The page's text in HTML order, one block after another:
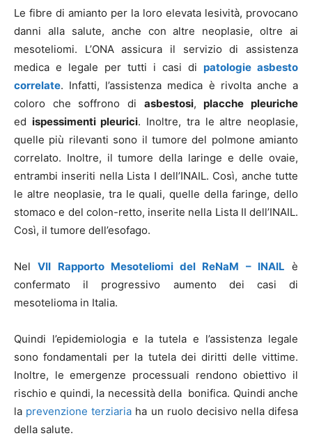
Le fibre di amianto per la loro elevata lesività, provocano
danni alla salute, anche con altre neoplasie, oltre ai
mesoteliomi. L’ONA assicura il servizio di assistenza
medica e legale per tutti i casi di patologie asbesto
correlate. Infatti, l’assistenza medica è rivolta anche a
coloro che soffrono di asbestosi,placche pleuriche
ed ispessimenti pleurici. Inoltre, tra le altre neoplasie,
quelle più rilevanti sono il tumore del polmone amianto
correlato. Inoltre, il tumore della laringe e delle ovaie,
entrambi inseriti nella Lista I dell’INAIL. Così, anche tutte
le altre neoplasie, tra le quali, quelle della faringe, dello
stomaco e del colon-retto, inserite nella Lista II dell’INAIL.
Così, il tumore dell’esofago.
NelVII Rapporto Mesoteliomi del ReNaM – INAIL è
confermato il progressivo aumento dei casi di
mesotelioma in Italia.
Quindi l’epidemiologia e la tutela e l’assistenza legale
sono fondamentali per la tutela dei diritti delle vittime.
Inoltre, le emergenze processuali rendono obiettivo il
rischio e quindi, la necessità della bonifica. Quindi anche
la prevenzione terziaria ha un ruolo decisivo nella difesa
della salute.